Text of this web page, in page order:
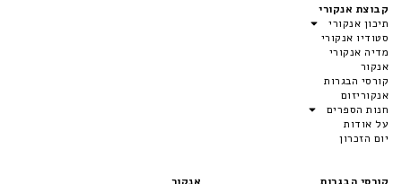
קבוצת אנקורי
תיכון אנקורי
סטודיו אנקורי
מדיה אנקורי
אנקור
קורסי הבגרות
אנקוריזום
חנות הספרים
על אודות
יום הזכרון